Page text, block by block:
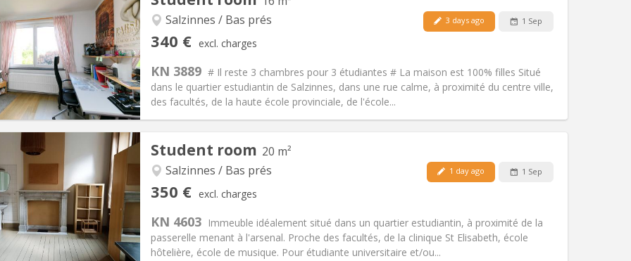
Salzinnes / Bas prés
340 € excl. charges
3 days ago 1 Sep
KN 3889 # Il reste 3 chambres pour 3 étudiantes # La maison est 100% filles Situé
dans le quartier estudiantin de Salzinnes, dans une rue calme, à proximité du centre ville,
des facultés, de la haute école provinciale, de l'école...
Info
€
90 €
12 months
No
Arrangement
Bathroom:Shared bathroom
Surface:16 m2
Other
Atmosphere:Warm, studious, calm,
Non-smoking
Student room 20 m²
Salzinnes / Bas prés
350 € excl. charges
1 day ago 1 Sep
KN 4603 Immeuble idéalement situé dans un quartier estudiantin, à proximité de la
passerelle menant à l'arsenal. Proche des facultés, de la clinique St Elisabeth, école
hôtelière, école de musique. Pour étudiante universitaire et/ou...
Info
€
60 €
12 months
No
Arrangement
Bathroom:Shared bathroom
Surface:20 m2
Other
Atmosphere:Calm, community,
Non-smoking